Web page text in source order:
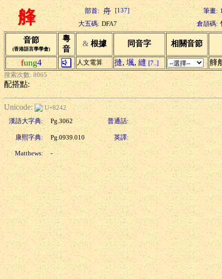
艂 部首: [137] 筆畫:
大五碼: DFA7 倉頡碼:
音節
(香港語言學學會)
粵
音
& 根據 同音字 相關音節
fung4 人文電算 摓, 堸, 縫 [7..] 艂
搜索次數: 8065
配搭點:
Unicode:
U+8242
漢語大字典:
Pg.3062 普通話:
康熙字典: Pg.0939.010 英譯:
Matthews: -